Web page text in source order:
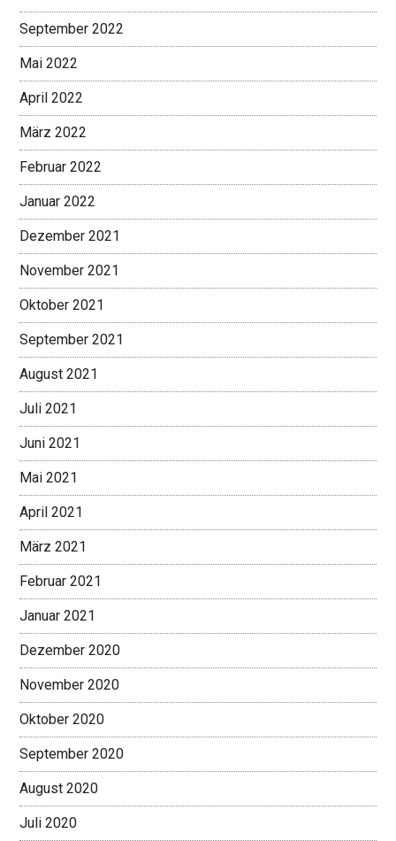
September 2022
Mai 2022
April 2022
März 2022
Februar 2022
Januar 2022
Dezember 2021
November 2021
Oktober 2021
September 2021
August 2021
Juli 2021
Juni 2021
Mai 2021
April 2021
März 2021
Februar 2021
Januar 2021
Dezember 2020
November 2020
Oktober 2020
September 2020
August 2020
Juli 2020